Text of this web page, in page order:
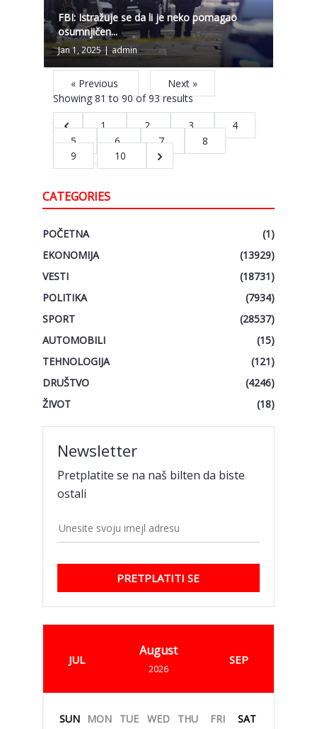
FBI: Istražuje se da li je neko pomagao
osumnjičen...
Jan 1, 2025 | admin
« Previous
Next »
Showing81to90of93results
1
2 3
4
5
6 7
8
9
10
CATEGORIES
POČETNA
(1)
EKONOMIJA
(13929)
VESTI
(18731)
POLITIKA
(7934)
SPORT
(28537)
AUTOMOBILI
(15)
TEHNOLOGIJA
(121)
DRUŠTVO
(4246)
ŽIVOT
(18)
Newsletter
Pretplatite se na naš bilten da biste
ostali
PRETPLATITI SE
JUL
August
2026
SEP
SUN MON TUE WED THU FRI SAT